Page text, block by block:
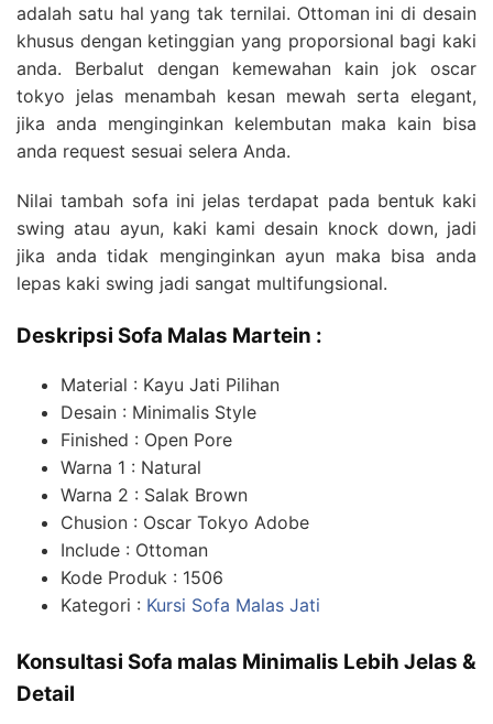
adalah satu hal yang tak ternilai. Ottoman ini di desain
khusus dengan ketinggian yang proporsional bagi kaki
anda. Berbalut dengan kemewahan kain jok oscar
tokyo jelas menambah kesan mewah serta elegant,
jika anda menginginkan kelembutan maka kain bisa
anda request sesuai selera Anda.
Nilai tambah sofa ini jelas terdapat pada bentuk kaki
swing atau ayun, kaki kami desain knock down, jadi
jika anda tidak menginginkan ayun maka bisa anda
lepas kaki swing jadi sangat multifungsional.
Deskripsi Sofa Malas Martein :
Material : Kayu Jati Pilihan
Desain : Minimalis Style
Finished : Open Pore
Warna 1 : Natural
Warna 2 : Salak Brown
Chusion : Oscar Tokyo Adobe
Include : Ottoman
Kode Produk : 1506
Kategori : Kursi Sofa Malas Jati
Konsultasi Sofa malas Minimalis Lebih Jelas &
Detail